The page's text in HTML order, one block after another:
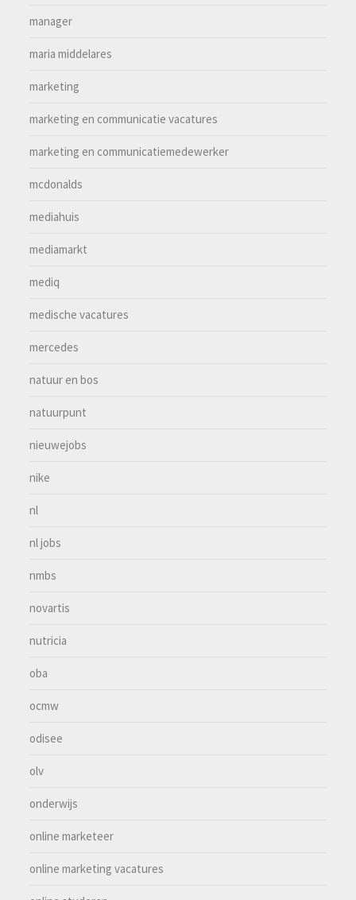
manager
maria middelares
marketing
marketing en communicatie vacatures
marketing en communicatiemedewerker
mcdonalds
mediahuis
mediamarkt
mediq
medische vacatures
mercedes
natuur en bos
natuurpunt
nieuwejobs
nike
nl
nl jobs
nmbs
novartis
nutricia
oba
ocmw
odisee
olv
onderwijs
online marketeer
online marketing vacatures